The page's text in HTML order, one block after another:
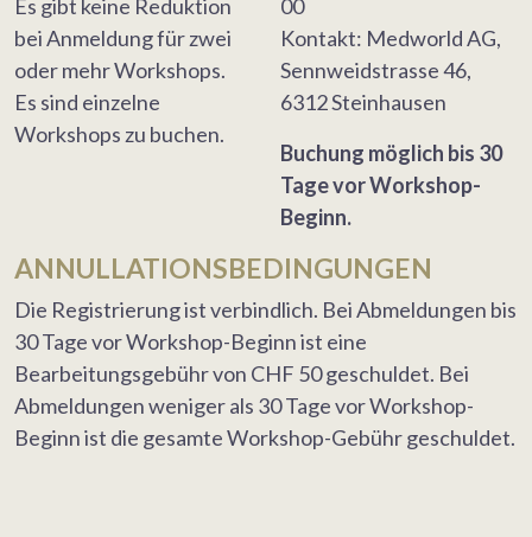
Es gibt keine Reduktion
bei Anmeldung für zwei
oder mehr Workshops.
Es sind einzelne
Workshops zu buchen.
00
Kontakt: Medworld AG,
Sennweidstrasse 46,
6312 Steinhausen
Buchung möglich bis 30
Tage vor Workshop-
Beginn.
ANNULLATIONSBEDINGUNGEN
Die Registrierung ist verbindlich. Bei Abmeldungen bis
30 Tage vor Workshop-Beginn ist eine
Bearbeitungsgebühr von CHF 50 geschuldet. Bei
Abmeldungen weniger als 30 Tage vor Workshop-
Beginn ist die gesamte Workshop-Gebühr geschuldet.